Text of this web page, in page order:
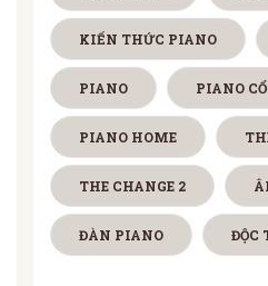
KIẾN THỨC PIANO
PIANO PIANO
PIANO HOME
THE CHANGE 2
ĐÀN PIANO ĐỘC